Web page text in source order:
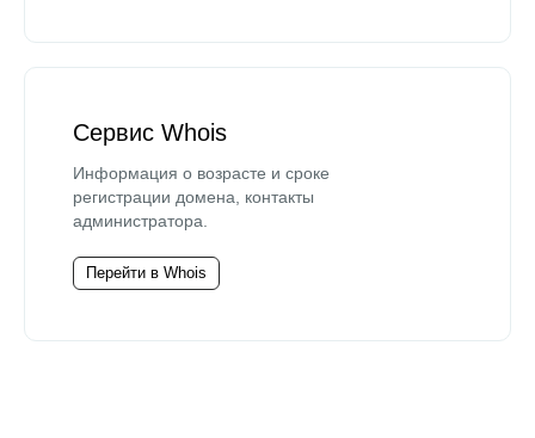
Сервис Whois
Информация о возрасте и сроке
регистрации домена, контакты
администратора.
Перейти в Whois